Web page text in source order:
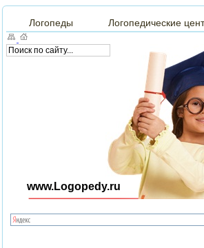
Логопеды Логопедические
www.Logopedy.ru